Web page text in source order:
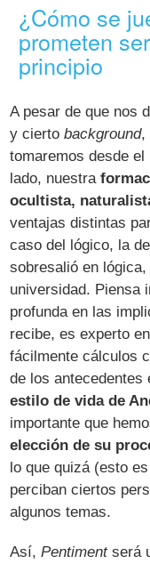
¿Cómo se
prometen
principio
A pesar de que nos
y ciertobackground,
tomaremos desde
lado, nuestra
ocultista,
ventajas distintas
caso del lógico, la
sobresalió en
universidad. Piensa
profunda en las
recibe, es experto
fácilmente cálculos
de los antecedentes
estilo de vida de
importante que
elección de su
lo que quizá (esto
perciban ciertos
algunos temas.
Así,Pentimentserá